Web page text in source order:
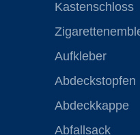
Kastenschloss
Aufkleber
Abdeckstopfen
Abdeckkappe
Abfallsack